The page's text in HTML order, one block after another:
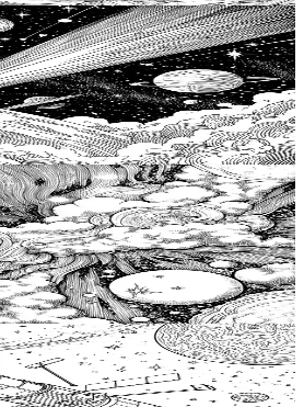
Quick view
2020 流星、大人の塗り絵無料
アートで想像力を解き放と
ー本、ティーン向け宇宙の塗
Quick view
イン、大人向け無料ぬりえペ
ョンカラー本、大人のための
星団ぬりえ
Quick view
ラーブック、大人のための宇